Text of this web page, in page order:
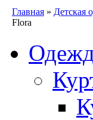
Главная » Детская
Flora